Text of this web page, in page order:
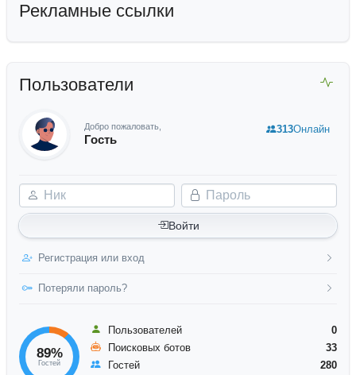
Рекламные ссылки
Пользователи
Добро пожаловать,
Гость
Ник Пароль
Войти
Регистрация или вход
Потеряли пароль?
313Онлайн
89%
Гостей
Пользователей
0
Поисковых ботов
33
Гостей
280